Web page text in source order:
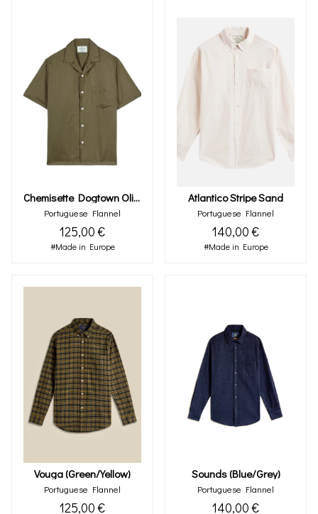
Chemisette Dogtown Olive
Portuguese Flannel
125,00 €
#Made in Europe
Atlantico Stripe Sand
Portuguese Flannel
140,00 €
#Made in Europe
Vouga (green/yellow)
Portuguese Flannel
125,00 €
Sounds (blue/grey)
Portuguese Flannel
140,00 €